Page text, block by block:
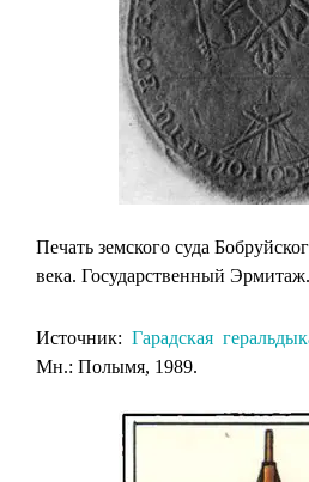
Печать земского суда
века. Государственный
Источник:Гарадская
Мн.: Полымя, 1989.